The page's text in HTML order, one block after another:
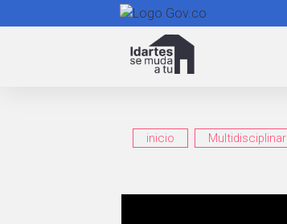
inicio Multidisciplinar